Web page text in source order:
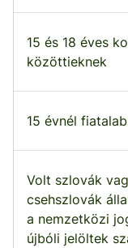
15 és 18 éves
közöttieknek
15 évnél
Volt szlovák
csehszlovák
a nemzetközi
újbóli jelöltek